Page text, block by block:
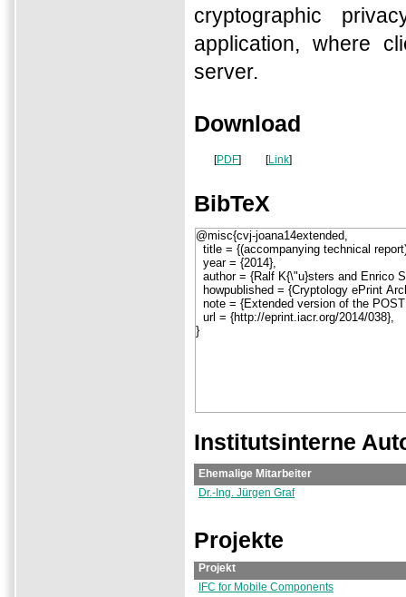
cryptographic
application, where
server.
Download
[PDF] [Link]
BibTeX
Institutsinterne
Ehemalige Mitarbeiter
Dr.-Ing. Jürgen Graf
Projekte
Projekt
IFC for Mobile Components